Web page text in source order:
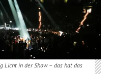
Licht in der Show – das hat das